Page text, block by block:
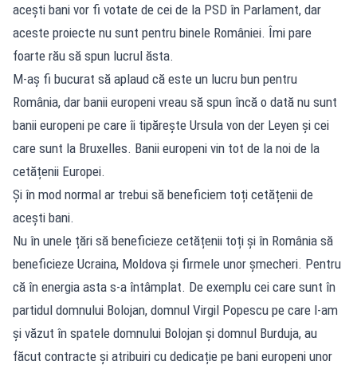
acești bani vor fi votate de cei de la PSD în Parlament, dar
aceste proiecte nu sunt pentru binele României. Îmi pare
foarte rău să spun lucrul ăsta.
M-aș fi bucurat să aplaud că este un lucru bun pentru
România, dar banii europeni vreau să spun încă o dată nu sunt
banii europeni pe care îi tipărește Ursula von der Leyen și cei
care sunt la Bruxelles. Banii europeni vin tot de la noi de la
cetățenii Europei.
Și în mod normal ar trebui să beneficiem toți cetățenii de
acești bani.
Nu în unele țări să beneficieze cetățenii toți și în România să
beneficieze Ucraina, Moldova și firmele unor șmecheri. Pentru
că în energia asta s-a întâmplat. De exemplu cei care sunt în
partidul domnului Bolojan, domnul Virgil Popescu pe care l-am
și văzut în spatele domnului Bolojan și domnul Burduja, au
făcut contracte și atribuiri cu dedicație pe bani europeni unor